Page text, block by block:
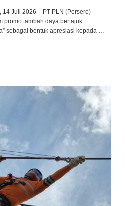
14 Juli 2026 – PT PLN (Persero)
promo tambah daya bertajuk
sebagai bentuk apresiasi kepada …